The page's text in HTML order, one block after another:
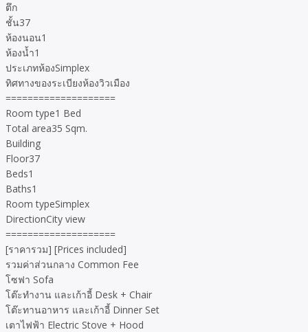
ตึก
ชั้น37
ห้องนอน1
ห้องน้ำ1
ประเภทห้องSimplex
ทิศทางของระเบียงห้องวิวเมือง
====================
Room type1 Bed
Total area35 Sqm.
Building
Floor37
Beds1
Baths1
Room typeSimplex
DirectionCity view
====================
[ราคารวม] [Prices included]
รวมค่าส่วนกลาง Common Fee
โซฟา Sofa
โต๊ะทำงาน และเก้าอี้ Desk + Chair
โต๊ะทานอาหาร และเก้าอี้ Dinner Set
เตาไฟฟ้า Electric Stove + Hood